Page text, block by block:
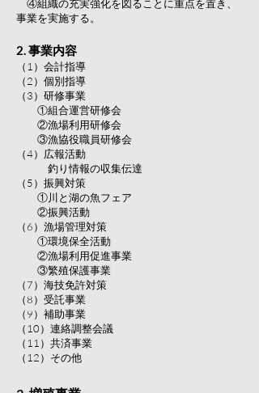
④組織の充実強化を図ることに重点を置き、
事業を実施する。
2. 事業内容
（1）会計指導
（2）個別指導
（3）研修事業
①組合運営研修会
②漁場利用研修会
③漁協役職員研修会
（4）広報活動
釣り情報の収集伝達
（5）振興対策
①川と湖の魚フェア
②振興活動
（6）漁場管理対策
①環境保全活動
②漁場利用促進事業
③繁殖保護事業
（7）海技免許対策
（8）受託事業
（9）補助事業
（10）連絡調整会議
（11）共済事業
（12）その他